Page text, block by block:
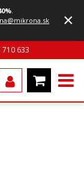
.
×
710 633